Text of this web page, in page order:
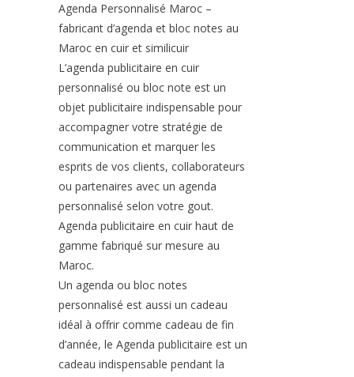
Agenda Personnalisé Maroc –
fabricant d’agenda et bloc notes au
Maroc en cuir et similicuir
L’agenda publicitaire en cuir
personnalisé ou bloc note est un
objet publicitaire indispensable pour
accompagner votre stratégie de
communication et marquer les
esprits de vos clients, collaborateurs
ou partenaires avec un agenda
personnalisé selon votre gout.
Agenda publicitaire en cuir haut de
gamme fabriqué sur mesure au
Maroc.
Un agenda ou bloc notes
personnalisé est aussi un cadeau
idéal à offrir comme cadeau de fin
d’année, le Agenda publicitaire est un
cadeau indispensable pendant la